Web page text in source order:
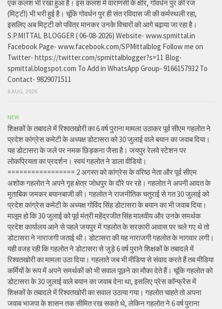
एक कलश भी रखा हुआ है। इस कलश में वाराणसी के क्षीर, गोवर्धन पुर की रज
(मिट्टी) भी भरी हुई है। चूंकि गोवर्धन पुर ही संत रविदास जी की कर्मस्थली रहा,
इसलिए अब मिट्टी को पवित्र मानकर उनके विचारों को आगे बढ़ाया जा रहा है।
S.P.MITTAL BLOGGER ( 06-08-2026) Website- www.spmittal.in
Facebook Page- www.facebook.com/SPMittalblog Follow me on
Twitter- https://twitter.com/spmittalblogger?s=11 Blog-
spmittal.blogspot.com To Add in WhatsApp Group- 9166157932 To
Contact- 9829071511
6 AUG, 2026
NEW
शिक्षकों के तबादले में रिश्वतखोरी का 6 वर्ष पुराना मामला उठाकर पूर्व सीएम गहलोत ने
प्रदेश कांग्रेस कमेटी के अध्यक्ष डोटासरा को 30 जुलाई वाले बयान का जवाब दिया।
यह डोटासरा के जले पर नमक छिड़कना जैसा है। जयपुर रेलवे स्टेशन पर
लोकप्रियता का प्रदर्शन। स्वयं गहलोत ने डाला वीडियो।
================= 2 अगस्त को कांग्रेस के वरिष्ठ नेता और पूर्व सीएम
अशोक गहलोत ने अपने गृह क्षेत्र जोधपुर के दौरे पर रहे। गहलोत ने अपनी आदत के
मुताबिक जमकर बयानबाजी की। गहलोत ने राजनीतिक चतुराई से गत 30 जुलाई को
प्रदेश कांग्रेस कमेटी के अध्यक्ष गोविंद सिंह डोटासरा के बयान का भी जवाब दिया।
मालूम हो कि 30 जुलाई को पूर्व मंत्री महेंद्रजीत सिंह मालवीय और उनके समर्थक
प्रदेश कार्यालय आने से पहले जयपुर में गहलोत के सरकारी आवास पर चले गए थे तो
डोटासरा ने नाराजगी जताई थी। डोटासरा की यह नाराजगी गहलोत के नागवार लगी।
यही वजह रही कि गहलोत ने डोटासरा से जुड़े 6 वर्ष पुराने शिक्षकों के तबादले में
रिश्वतखोरी का मामला उठा दिया। गहलाते जब भी मीडिया से संवाद करते हैं तब मीडिया
कर्मियों के रूप में अपने समर्थकों को भी सवाल पूछने का मौका देते हैं। चूंकि गहलोत को
डोटासरा के 30 जुलाई वाले बयान का जवाब देना था, इसलिए प्रेस कॉन्फ्रेंस में
शिक्षकों के तबादले में रिश्वतखोरी का सवाल उठाया गया। गहलोत चाहते तो अपना
जवाब भाजपा के शासन तक सीमित रख सकते थे, लेकिन गहलोत ने 6 वर्ष पुराना